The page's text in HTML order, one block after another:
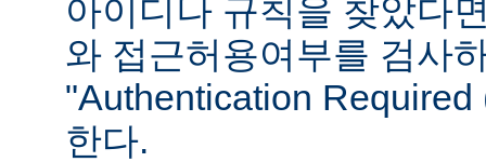
아이디나 규칙을 찾았다
와 접근허용여부를 검사
"Authentication
한다.